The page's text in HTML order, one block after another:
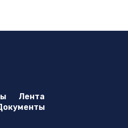
Лента